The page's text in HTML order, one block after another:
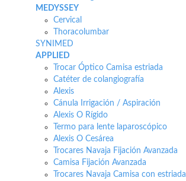
MEDYSSEY
Cervical
Thoracolumbar
SYNIMED
APPLIED
Trocar Óptico Camisa estriada
Catéter de colangiografía
Alexis
Cánula Irrigación / Aspiración
Alexis O Rígido
Termo para lente laparoscópico
Alexis O Cesárea
Trocares Navaja Fijación Avanzada
Camisa Fijación Avanzada
Trocares Navaja Camisa con estriada